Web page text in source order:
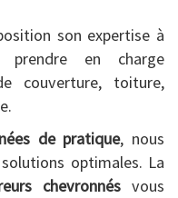
son expertise à
en charge
couverture, toiture,
de pratique, nous
optimales. La
chevronnésvous